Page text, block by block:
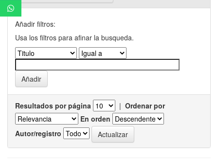
Añadir filtros:
Usa los filtros para afinar la busqueda.
Resultados por página | Ordenar por
En orden
Autor/registro